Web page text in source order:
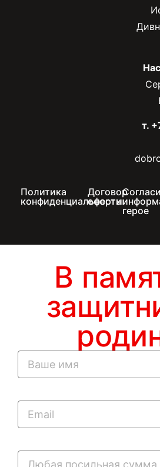
т.
Политика
конфиденциальности
Договор
оферты
герое
В